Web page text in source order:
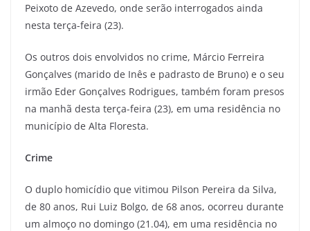
Peixoto de Azevedo, onde serão interrogados ainda
nesta terça-feira (23).
Os outros dois envolvidos no crime, Márcio Ferreira
Gonçalves (marido de Inês e padrasto de Bruno) e o seu
irmão Eder Gonçalves Rodrigues, também foram presos
na manhã desta terça-feira (23), em uma residência no
município de Alta Floresta.
Crime
O duplo homicídio que vitimou Pilson Pereira da Silva,
de 80 anos, Rui Luiz Bolgo, de 68 anos, ocorreu durante
um almoço no domingo (21.04), em uma residência no